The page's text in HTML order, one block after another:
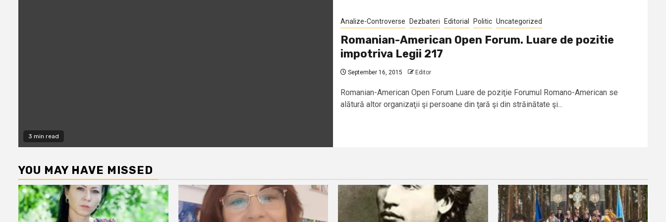
3 min read
Analize-Controverse Dezbateri Editorial Politic Uncategorized
Romanian-American Open Forum. Luare de pozitie
impotriva Legii 217
September 16, 2015 Editor
Romanian-American Open Forum Luare de poziţie Forumul Romano-American se
alătură altor organizaţii şi persoane din ţară şi din străinătate şi...
YOU MAY HAVE MISSED